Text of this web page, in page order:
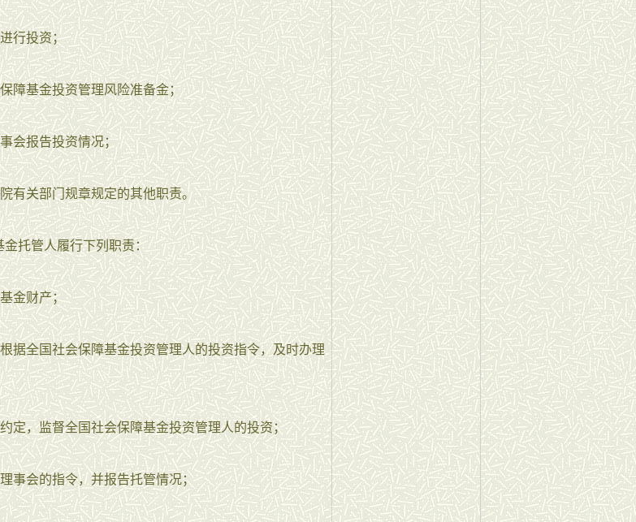
行投资；
障基金投资管理风险准备金；
会报告投资情况；
有关部门规章规定的其他职责。
托管人履行下列职责：
金财产；
据全国社会保障基金投资管理人的投资指令，及时办理
定，监督全国社会保障基金投资管理人的投资；
事会的指令，并报告托管情况；